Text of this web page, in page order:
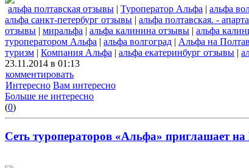
альфа полтавская отзывы | Туроператор Альфа | альфа
альфа санкт-петербург отзывы | альфа полтавская. -
отзывы | миральфа | альфа калинина отзывы | альфа
туроператором Альфа | альфа волгоград | Альфа на
туризм | Компания Альфа | альфа екатеринбург отзывы |
23.11.2014 в 01:13
комментировать
Интересно Вам интересно
Больше не интересно
(0)
Сеть туроператоров «Альфа» приглашает